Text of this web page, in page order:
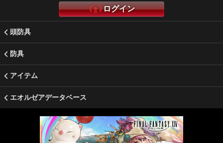
ログイン
頭防具
防具
アイテム
エオルゼアデータベース